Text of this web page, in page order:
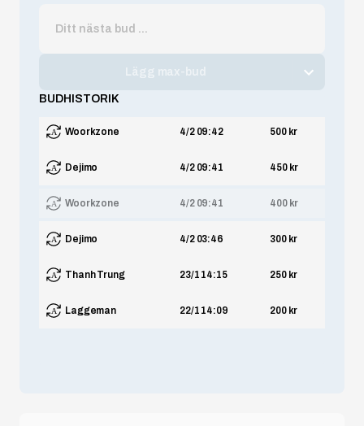
Lägg max-bud
BUDHISTORIK
Woorkzone 4/2 09:42 500 kr
Dejimo 4/2 09:41 450 kr
Woorkzone 4/2 09:41 400 kr
Dejimo 4/2 03:46 300 kr
Thanh Trung 23/1 14:15 250 kr
Laggeman 22/1 14:09 200 kr